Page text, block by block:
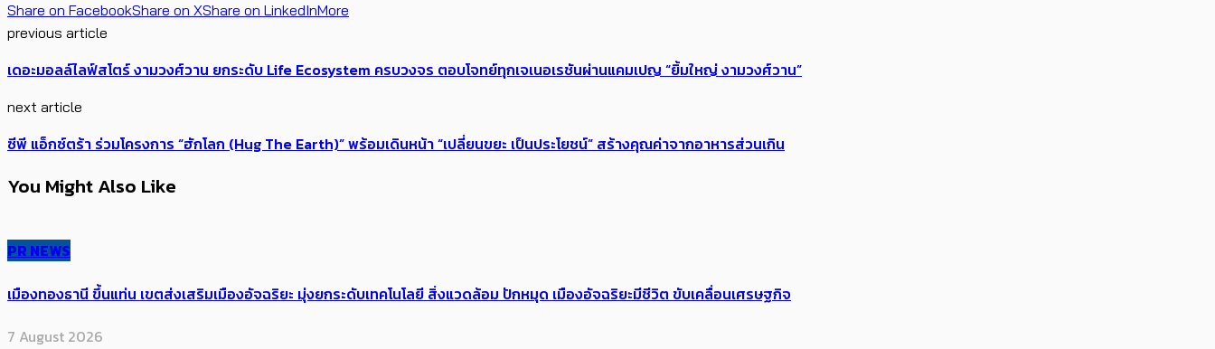
Share on FacebookShare on XShare on LinkedInMore
previous article
เดอะมอลล์ไลฟ์สโตร์ งามวงศ์วาน ยกระดับ Life Ecosystem ครบวงจร ตอบโจทย์ทุกเจเนอเรชันผ่านแคมเปญ “ยิ้มใหญ่ งามวงศ์วาน”
next article
ซีพี แอ็กซ์ตร้า ร่วมโครงการ “ฮักโลก (Hug The Earth)” พร้อมเดินหน้า “เปลี่ยนขยะ เป็นประโยชน์” สร้างคุณค่าจากอาหารส่วนเกิน
You Might Also Like
PR NEWS
เมืองทองธานี ขึ้นแท่น เขตส่งเสริมเมืองอัจฉริยะ มุ่งยกระดับเทคโนโลยี สิ่งแวดล้อม ปักหมุด เมืองอัจฉริยะมีชีวิต ขับเคลื่อนเศรษฐกิจ
7 August 2026